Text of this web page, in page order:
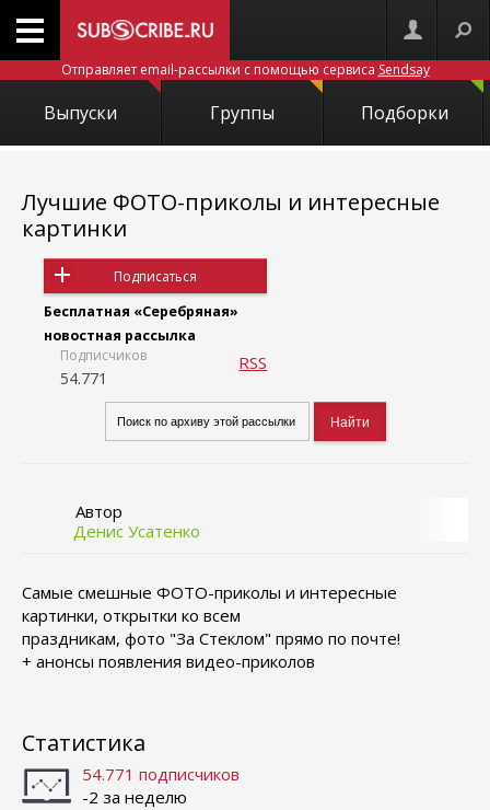
Отправляет email-рассылки с помощью сервиса Sendsay
Выпуски Группы Подборки
Лучшие ФОТО-приколы и интересные
картинки
Подписаться
Бесплатная «Серебряная»
новостная рассылка
Подписчиков
54.771
RSS
Автор
Денис Усатенко
Самые смешные ФОТО-приколы и интересные
картинки, открытки ко всем
праздникам, фото "За Стеклом" прямо по почте!
+ анонсы появления видео-приколов
Статистика
54.771 подписчиков
-2 за неделю